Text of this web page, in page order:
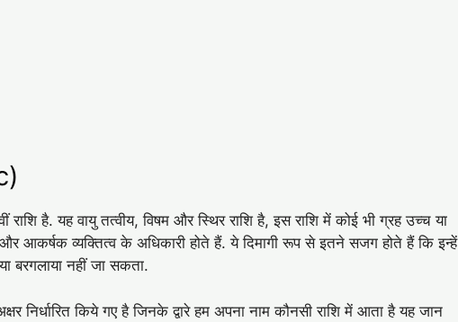
राशि है. यह वायु तत्‍वीय, विषम और स्थिर राशि है, इस राशि में कोई भी ग्रह उच्‍च या
आकर्षक व्यक्तित्व के अधिकारी होते हैं. ये दिमागी रूप से इतने सजग होते हैं कि इन्‍हें
बरगलाया नहीं जा सकता.
निर्धारित किये गए है जिनके द्वारे हम अपना नाम कौनसी राशि में आता है यह जान